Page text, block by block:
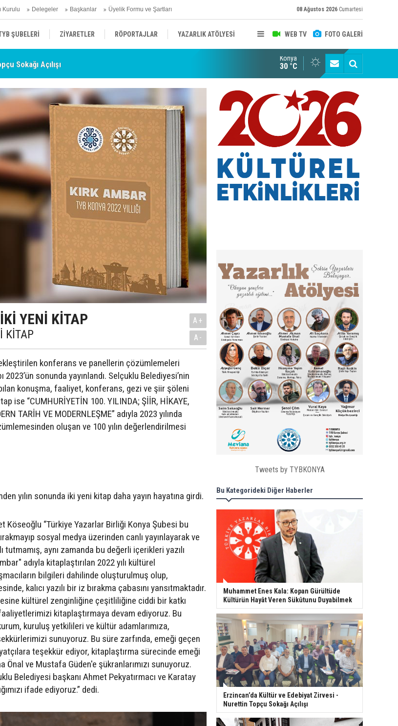
Kurulu Delegeler Başkanlar Üyelik Formu ve Şartları 08 Ağustos 2026 Cumartesi
WEB TV FOTO GALERİ
ŞUBELERİ ZİYARETLER RÖPORTAJLAR YAZARLIK ATÖLYESİ
HABERLER KENDİNİ ARAYAN ŞEHİR
Sokağı Açılışı TYB KONYA ŞUBESİ’NDE FOTOĞRAF DOLU BİR GÜN GERÇEKLEŞTİ
Konya
30 °C
YENİ KİTAP
KİTAP
A+
A-
konferans ve panellerin çözümlemeleri
2023’ün sonunda yayınlandı. Selçuklu Belediyesi’nin
konuşma, faaliyet, konferans, gezi ve şiir şöleni
ise “CUMHURİYETİN 100. YILINDA; ŞİİR, HİKAYE,
TARİH VE MODERNLEŞME” adıyla 2023 yılında
oluşan ve 100 yılın değerlendirilmesi
yılın sonunda iki yeni kitap daha yayın hayatına girdi.
Köseoğlu “Türkiye Yazarlar Birliği Konya Şubesi bu
sosyal medya üzerinden canlı yayınlayarak ve
tutmamış, aynı zamanda bu değerli içerikleri yazılı
adıyla kitaplaştırılan 2022 yılı kültürel
bilgileri dahilinde oluşturulmuş olup,
kalıcı yazılı bir iz bırakma çabasını yansıtmaktadır.
kültürel zenginliğine çeşitliliğine ciddi bir katkı
kitaplaştırmaya devam ediyoruz. Bu
kuruluş yetkilileri ve kültür adamlarımıza,
sunuyoruz. Bu süre zarfında, emeği geçen
teşekkür ediyor, kitaplaştırma sürecinde emeği
ve Mustafa Güden'e şükranlarımızı sunuyoruz.
Belediyesi başkanı Ahmet Pekyatırmacı ve Karatay
ifade ediyoruz.” dedi.
Tweets by TYBKONYA
Bu Kategorideki Diğer Haberler
Muhammet Enes Kala: Kopan Gürültüde
Kültürün Hayât Veren Sükûtunu Duyabilmek
Erzincan’da Kültür ve Edebiyat Zirvesi -
Nurettin Topçu Sokağı Açılışı